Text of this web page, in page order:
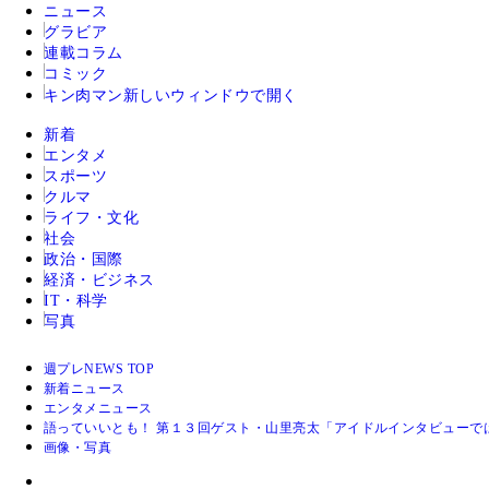
ニュース
グラビア
連載コラム
コミック
キン肉マン 新しいウィンドウで開く
新着
エンタメ
スポーツ
クルマ
ライフ・文化
社会
政治・国際
経済・ビジネス
IT・科学
写真
週プレNEWS TOP
新着ニュース
エンタメニュース
語っていいとも！ 第１３回ゲスト・山里亮太「アイドルインタビューで
画像・写真